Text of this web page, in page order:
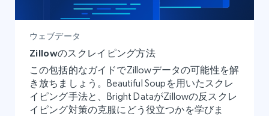
ウェブデータ
Zillowのスクレイピング方法
この包括的なガイドでZillowデータの可能性を解
き放ちましょう。Beautiful Soupを用いたスクレ
イピング手法と、Bright DataがZillowの反スクレ
イピング対策の克服にどう役立つかを学びま